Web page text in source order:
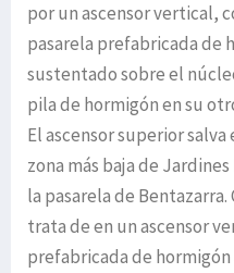
por un ascensor vertical,
pasarela prefabricada de
sustentado sobre el
pila de hormigón en su
El ascensor superior
zona más baja de
la pasarela de
trata de en un ascensor
prefabricada de